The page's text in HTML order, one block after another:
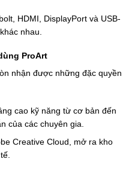
HDMI, DisplayPort và USB-
nhau.
ProArt
nhận được những đặc quyền
cao kỹ năng từ cơ bản đến
của các chuyên gia.
Creative Cloud, mở ra kho